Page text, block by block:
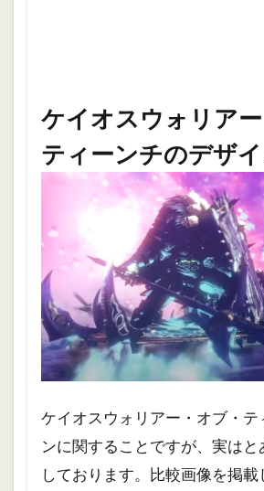
ケイオスウォリアー
ティーンチのデザ
ケイオスウォリアー・オブ・テ
ンに関することですが、実はと
しております。比較画像を掲